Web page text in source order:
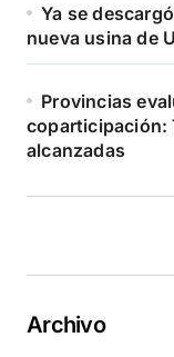
Ya se
nueva usina de
Provincias
coparticipación:
alcanzadas
Archivo